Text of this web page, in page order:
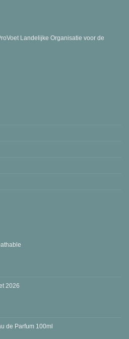
Landelijke Organisatie voor de
2026
de Parfum 100ml